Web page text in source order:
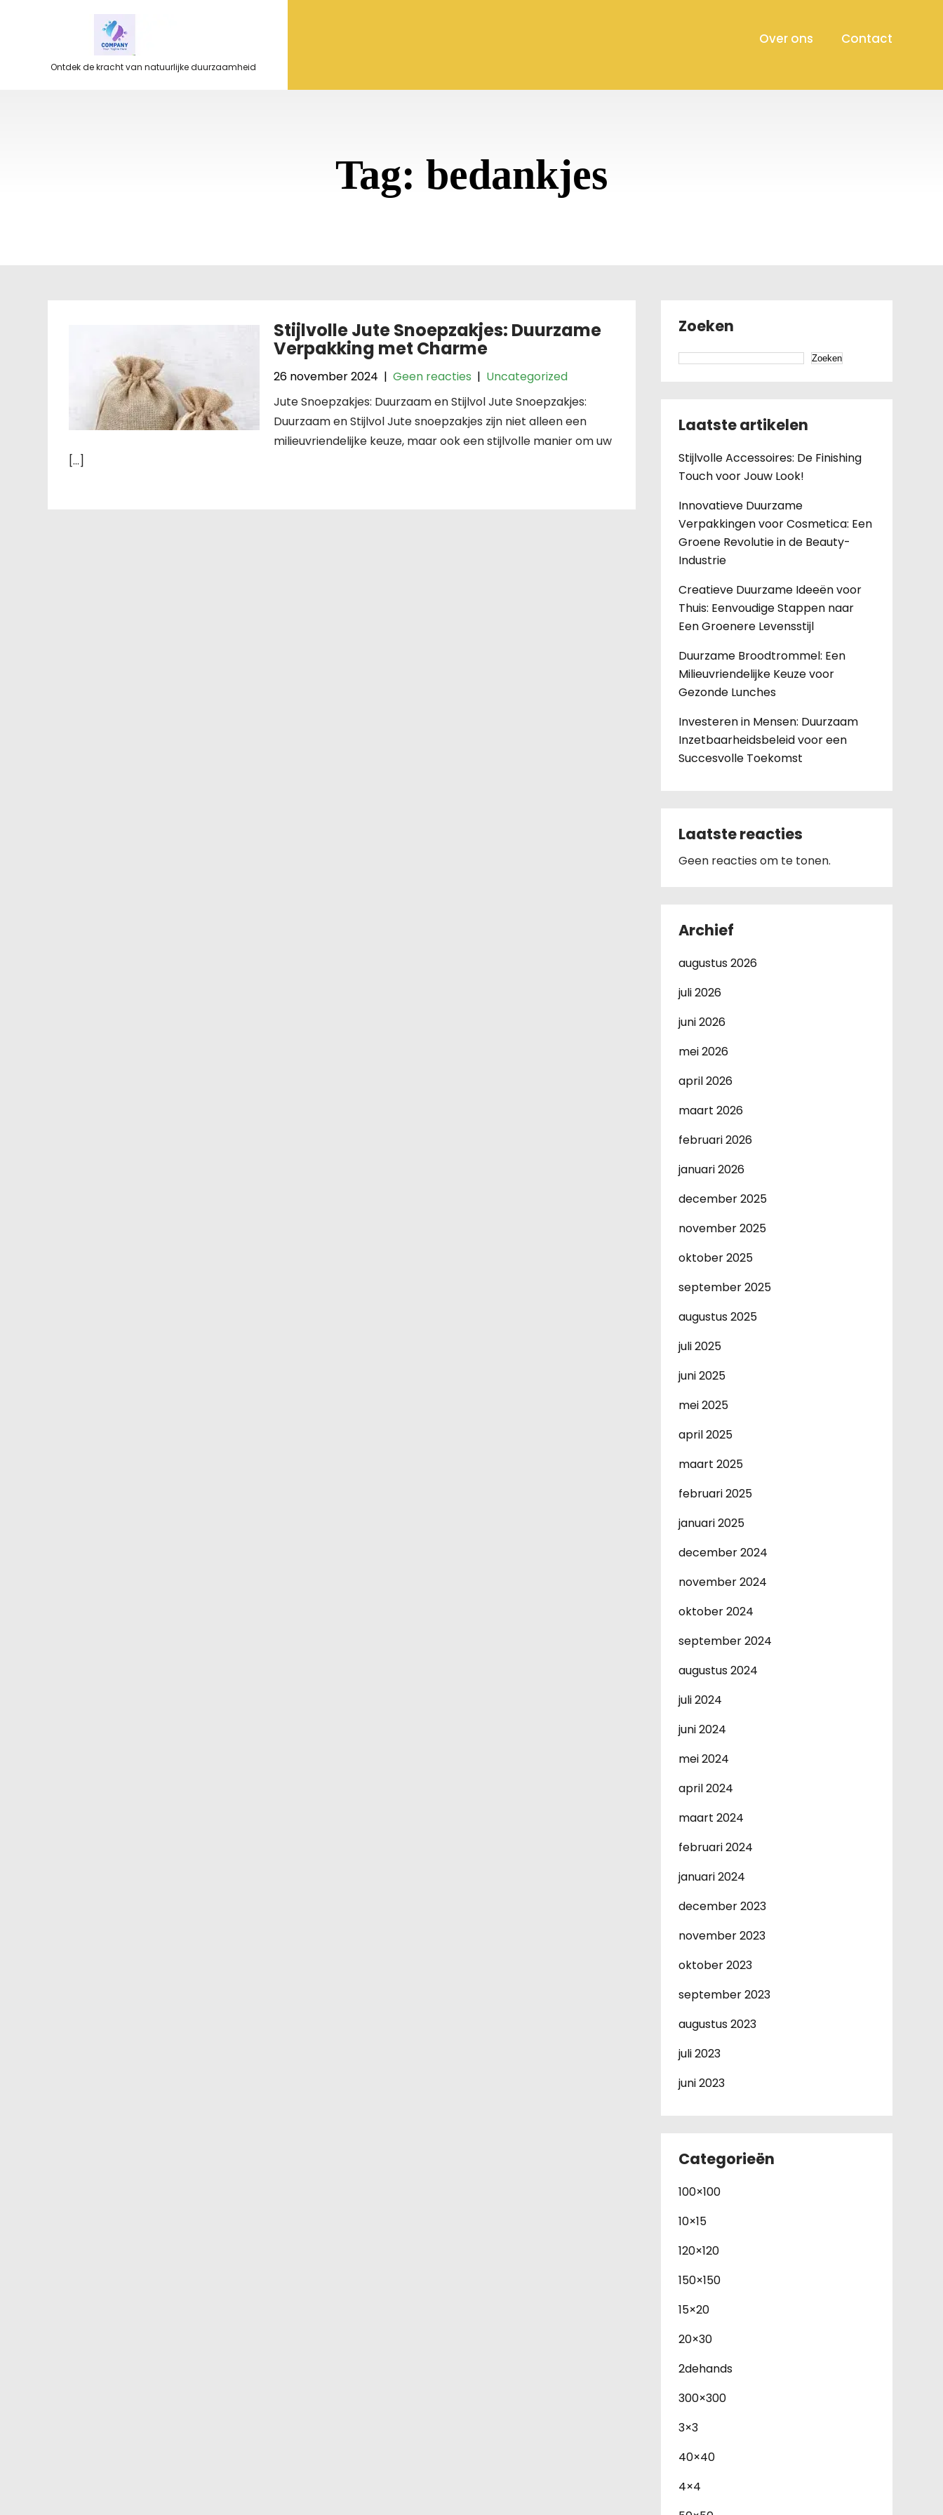
Ontdek de kracht van natuurlijke duurzaamheid
Over ons Contact
Tag: bedankjes
Stijlvolle Jute Snoepzakjes: Duurzame
Verpakking met Charme
26 november 2024 |Geen reacties | Uncategorized
Jute Snoepzakjes: Duurzaam en Stijlvol Jute Snoepzakjes:
Duurzaam en Stijlvol Jute snoepzakjes zijn niet alleen een
milieuvriendelijke keuze, maar ook een stijlvolle manier om uw
[…]
Zoeken
Zoeken
Laatste artikelen
Stijlvolle Accessoires: De Finishing
Touch voor Jouw Look!
Innovatieve Duurzame
Verpakkingen voor Cosmetica: Een
Groene Revolutie in de Beauty-
Industrie
Creatieve Duurzame Ideeën voor
Thuis: Eenvoudige Stappen naar
Een Groenere Levensstijl
Duurzame Broodtrommel: Een
Milieuvriendelijke Keuze voor
Gezonde Lunches
Investeren in Mensen: Duurzaam
Inzetbaarheidsbeleid voor een
Succesvolle Toekomst
Laatste reacties
Geen reacties om te tonen.
Archief
augustus 2026
juli 2026
juni 2026
mei 2026
april 2026
maart 2026
februari 2026
januari 2026
december 2025
november 2025
oktober 2025
september 2025
augustus 2025
juli 2025
juni 2025
mei 2025
april 2025
maart 2025
februari 2025
januari 2025
december 2024
november 2024
oktober 2024
september 2024
augustus 2024
juli 2024
juni 2024
mei 2024
april 2024
maart 2024
februari 2024
januari 2024
december 2023
november 2023
oktober 2023
september 2023
augustus 2023
juli 2023
juni 2023
Categorieën
100×100
10×15
120×120
150×150
15×20
20×30
2dehands
300×300
3×3
40×40
4×4